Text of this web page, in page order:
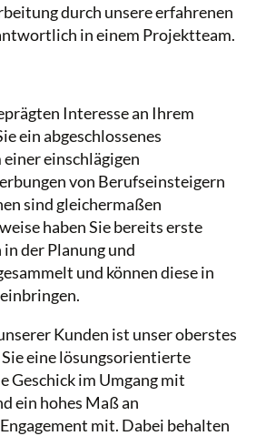
durch unsere erfahrenen
in einem Projektteam.
Interesse an Ihrem
ein abgeschlossenes
einschlägigen
von Berufseinsteigern
sind gleichermaßen
haben Sie bereits erste
der Planung und
und können diese in
Kunden ist unser oberstes
eine lösungsorientierte
Geschick im Umgang mit
ein hohes Maß an
mit. Dabei behalten